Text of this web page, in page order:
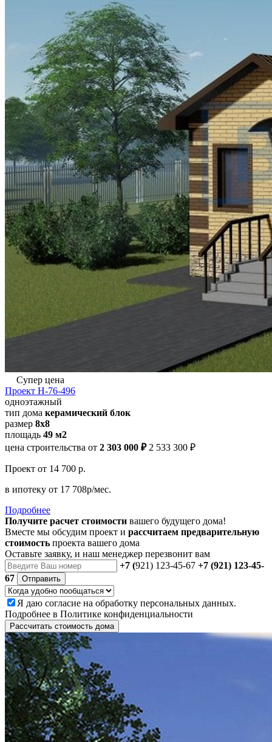
Супер цена
Проект Н-76-496
одноэтажный
тип дома керамический блок
размер 8х8
площадь 49 м2
цена строительства от 2 303 000 ₽ 2 533 300 ₽
Проект от 14 700 р.
в ипотеку от 17 708р/мес.
Подробнее
Получите расчет стоимости вашего будущего дома!
Вместе мы обсудим проект и рассчитаем предварительную
стоимость проекта вашего дома
Оставьте заявку, и наш менеджер перезвонит вам
+7 (921) 123-45-67 +7 (921) 123-45-
67
Отправить
Я даю согласие на обработку персональных данных.
Подробнее в Политике конфиденциальности
Рассчитать стоимость дома